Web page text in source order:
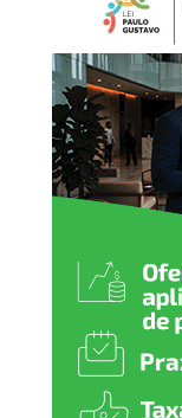
a
justiça
maio,
o
em